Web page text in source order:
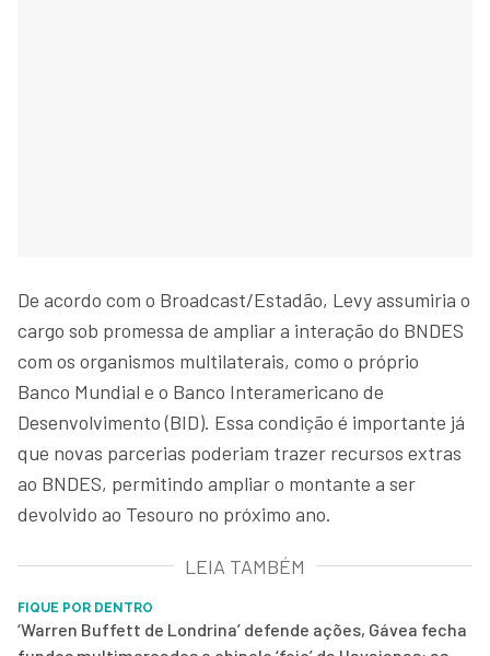
De acordo com o Broadcast/Estadão, Levy assumiria o
cargo sob promessa de ampliar a interação do BNDES
com os organismos multilaterais, como o próprio
Banco Mundial e o Banco Interamericano de
Desenvolvimento (BID). Essa condição é importante já
que novas parcerias poderiam trazer recursos extras
ao BNDES, permitindo ampliar o montante a ser
devolvido ao Tesouro no próximo ano.
LEIA TAMBÉM
FIQUE POR DENTRO
‘Warren Buffett de Londrina’ defende ações, Gávea fecha